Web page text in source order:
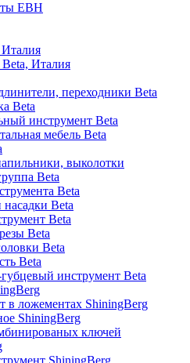
EBH
Италия
переходники Beta
Beta
инструмент Beta
мебель Beta
выколотки
Beta
Beta
Beta
Beta
Beta
Beta
Beta
инструмент Beta
в ложементах ShiningBerg
ShiningBerg
ключей
ShiningBerg